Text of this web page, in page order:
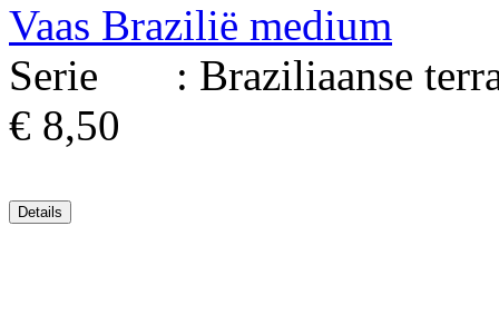
Vaas Brazilië medium
Serie : Braziliaanse
€ 8,50